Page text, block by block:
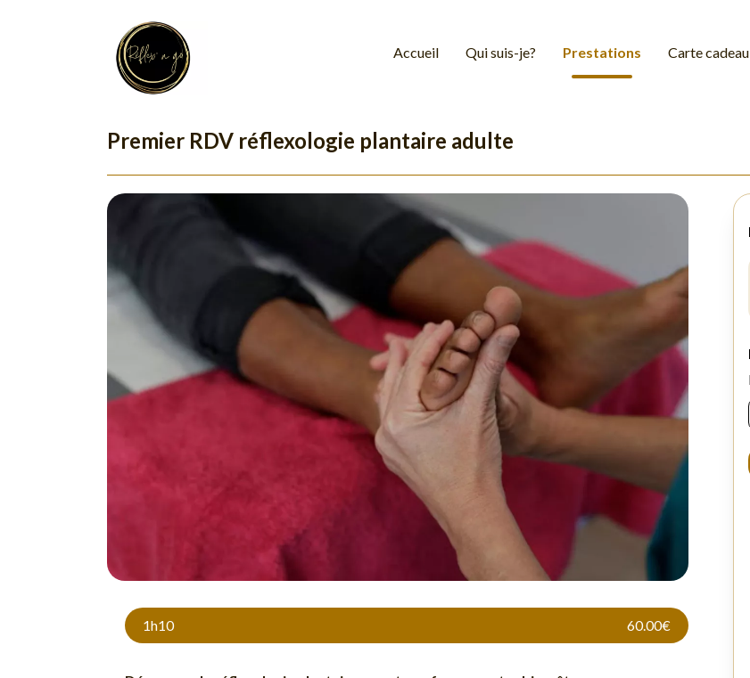
Accueil Qui suis-je? Prestations Carte cadeau
Premier RDV réflexologie plantaire adulte
1h10 60.00€